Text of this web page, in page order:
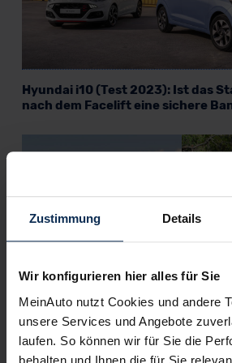
Zustimmung Details
Wir konfigurieren hier alles für Sie
MeinAuto nutzt Cookies und andere
unsere Services und Angebote
laufen. So können wir für Sie die
behalten und Ihnen die für Sie
Hyundai i10 (Test 2023): Ist das
nach dem Facelift eine sichere
Hyundai Santa Fe vs. Kia Sorento
Westen oder Ferner Osten?